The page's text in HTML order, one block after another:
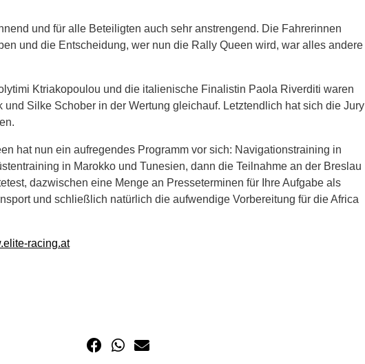
und für alle Beteiligten auch sehr anstrengend. Die Fahrerinnen
und die Entscheidung, wer nun die Rally Queen wird, war alles andere
Ktriakopoulou und die italienische Finalistin Paola Riverditi waren
und Silke Schober in der Wertung gleichauf. Letztendlich hat sich die Jury
hat nun ein aufregendes Programm vor sich: Navigationstraining in
in Marokko und Tunesien, dann die Teilnahme an der Breslau
dazwischen eine Menge an Presseterminen für Ihre Aufgabe als
und schließlich natürlich die aufwendige Vorbereitung für die Africa
racing.at